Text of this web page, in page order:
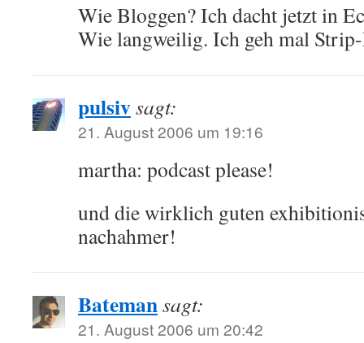
Wie Bloggen? Ich dacht jetzt in
Wie langweilig. Ich geh mal
pulsivsagt:
21. August 2006 um 19:16
martha: podcast please!
und die wirklich guten
nachahmer!
Batemansagt:
21. August 2006 um 20:42